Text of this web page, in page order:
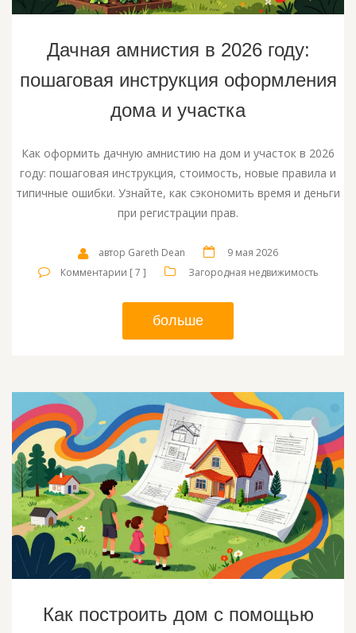
Дачная амнистия в 2026 году:
пошаговая инструкция оформления
дома и участка
Как оформить дачную амнистию на дом и участок в 2026
году: пошаговая инструкция, стоимость, новые правила и
типичные ошибки. Узнайте, как сэкономить время и деньги
при регистрации прав.
автор Gareth Dean
9 мая 2026
Комментарии [ 7 ]
Загородная недвижимость
больше
Как построить дом с помощью